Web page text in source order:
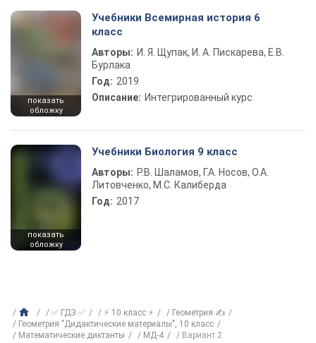
показать
обложку
Учебники Всемирная история 6
класс
Авторы: И. Я. Щупак, И. А. Пискарева, Е.В.
Бурлака
Год: 2019
Описание: Интегрированный курс
показать
обложку
Учебники Биология 9 класс
Авторы: Р.В. Шаламов, Г.А. Носов, О.А.
Литовченко, М.С. Калиберда
Год: 2017
✅ ГДЗ ✅ ⚡ 10 класс ⚡
Геометрия ✍
Геометрия "Дидактические материалы", 10 класс
Математические диктанты
МД-4 Вариант 2